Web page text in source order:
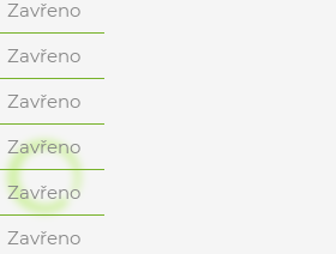
Zavřeno
Zavřeno
Zavřeno
Zavřeno
Zavřeno
Zavřeno